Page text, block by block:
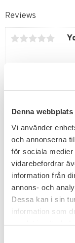
Denna
Vi använder
och annonserna
för sociala
vidarebefordrar
information från
annons- och
Dessa kan i sin
information som
Reviews
Be the first to